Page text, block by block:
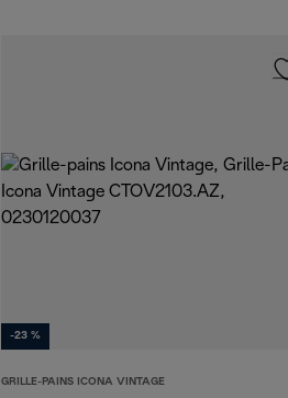
-23 %
GRILLE-PAINS ICONA VINTAGE